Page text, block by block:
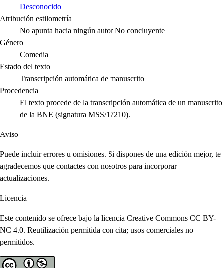
Desconocido
Atribución estilometría
No apunta hacia ningún autor No concluyente
Género
Comedia
Estado del texto
Transcripción automática de manuscrito
Procedencia
El texto procede de la transcripción automática de un manuscrito
de la BNE (signatura MSS/17210).
Aviso
Puede incluir errores u omisiones. Si dispones de una edición mejor, te
agradecemos que contactes con nosotros para incorporar
actualizaciones.
Licencia
Este contenido se ofrece bajo la licencia Creative Commons CC BY-
NC 4.0. Reutilización permitida con cita; usos comerciales no
permitidos.